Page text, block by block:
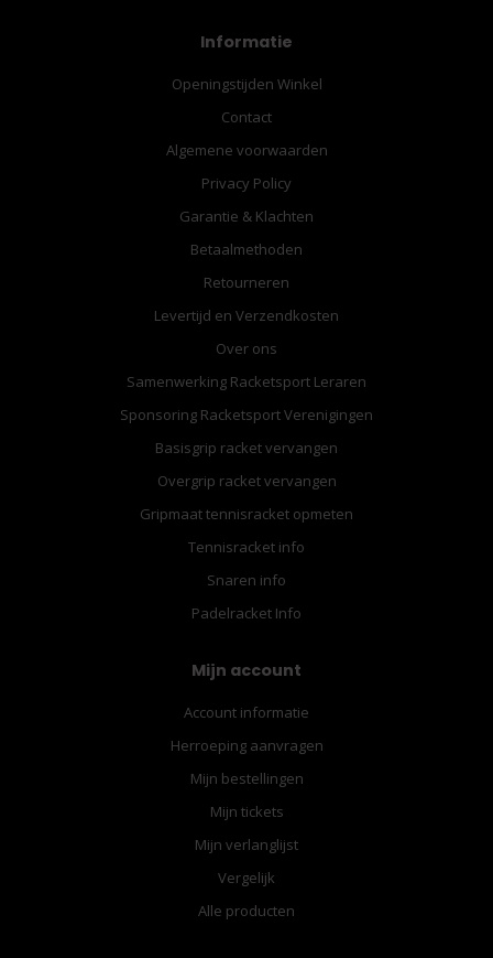
Informatie
Openingstijden Winkel
Contact
Algemene voorwaarden
Privacy Policy
Garantie & Klachten
Betaalmethoden
Retourneren
Levertijd en Verzendkosten
Over ons
Samenwerking Racketsport Leraren
Sponsoring Racketsport Verenigingen
Basisgrip racket vervangen
Overgrip racket vervangen
Gripmaat tennisracket opmeten
Tennisracket info
Snaren info
Padelracket Info
Mijn account
Account informatie
Herroeping aanvragen
Mijn bestellingen
Mijn tickets
Mijn verlanglijst
Vergelijk
Alle producten